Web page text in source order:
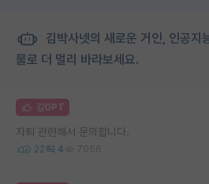
김박사넷의 새로운 거인, 인공지
물로 더 멀리 바라보세요.
김GPT
자퇴 관련해서 문의합니다.
22 4 7056